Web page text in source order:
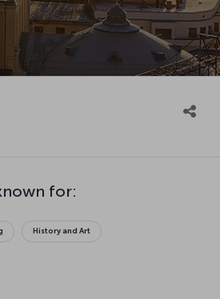
for:
History and Art